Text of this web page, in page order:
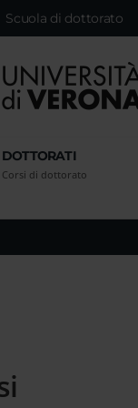
Scuola di dottorato
DOTTORATI
Corsi di dottorato